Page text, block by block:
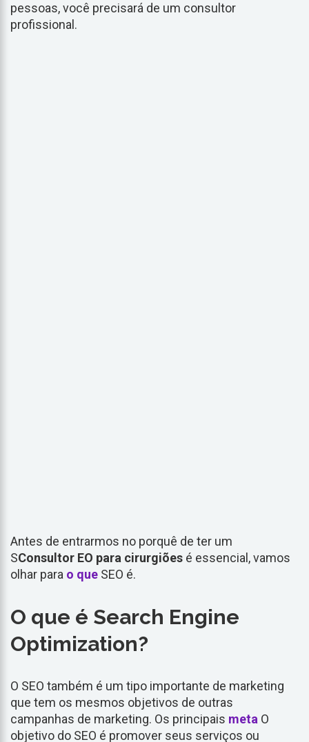
pessoas, você precisará de um consultor
profissional.
Antes de entrarmos no porquê de ter um
SConsultor EO para cirurgiões é essencial, vamos
olhar para o que SEO é.
O que é Search Engine
Optimization?
O SEO também é um tipo importante de marketing
que tem os mesmos objetivos de outras
campanhas de marketing. Os principais meta O
objetivo do SEO é promover seus serviços ou